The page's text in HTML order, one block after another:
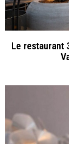
Le restaurant